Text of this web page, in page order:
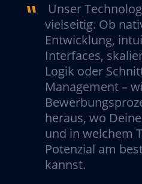
Unser
vielseitig. Ob
Entwicklung,
Interfaces,
Logik oder
Management –
heraus, wo
und in welchem
Potenzial am
kannst.